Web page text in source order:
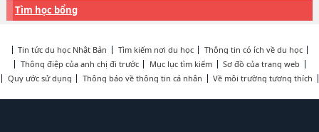
Tìm học bổng
Tin tức du học Nhật Bản Tìm kiếm nơi du học
Thông tin có ích về du học
Thông điệp của anh chị đi trước
Mục lục tìm kiếm
Sơ đồ của trang web
Quy ước sử dụng
Thông báo về thông tin cá nhân Về môi trường tương thích